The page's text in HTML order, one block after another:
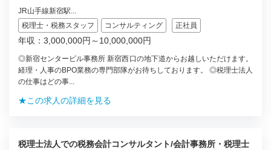
JR山手線新宿駅...
税理士・税務スタッフ
コンサルティング 正社員
年収：3,000,000円～10,000,000円
◎新宿センタービル事務所 新宿西口の地下道からお越しいただけます。
経理・人事のBPO業務の専門部隊がお待ちしております。 ◎税理士法人
の仕事はどの事...
★この求人の詳細を見る
税理士法人での税務会計コンサルタント/会計事務所・税理士